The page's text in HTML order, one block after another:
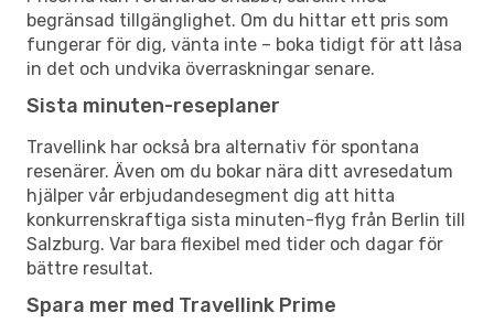
begränsad tillgänglighet. Om du hittar ett pris som
fungerar för dig, vänta inte – boka tidigt för att låsa
in det och undvika överraskningar senare.
Sista minuten-reseplaner
Travellink har också bra alternativ för spontana
resenärer. Även om du bokar nära ditt avresedatum
hjälper vår erbjudandesegment dig att hitta
konkurrenskraftiga sista minuten-flyg från Berlin till
Salzburg. Var bara flexibel med tider och dagar för
bättre resultat.
Spara mer med Travellink Prime